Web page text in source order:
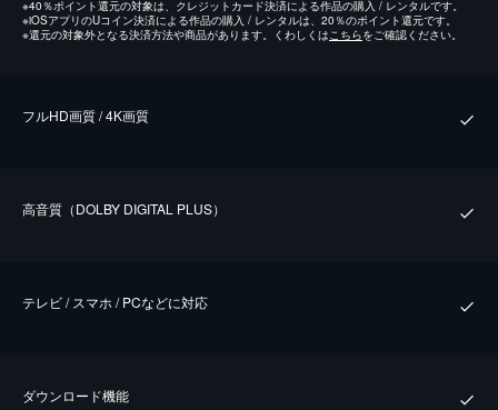
※40％ポイント還元の対象は、クレジットカード決済による作品の購入 / レンタルです。
※iOSアプリのUコイン決済による作品の購入 / レンタルは、20％のポイント還元です。
※還元の対象外となる決済方法や商品があります。くわしくはこちらをご確認ください。
フルHD画質 / 4K画質
⾼⾳質（DOLBY DIGITAL PLUS）
テレビ / スマホ / PCなどに対応
ダウンロード機能